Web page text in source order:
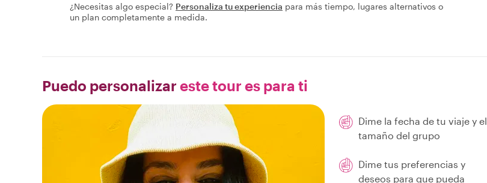
¿Necesitas algo especial? Personaliza tu experiencia para más tiempo, lugares alternativos o
un plan completamente a medida.
Puedo personalizar este tour es para ti
Dime la fecha de tu viaje y el
tamaño del grupo
Dime tus preferencias y
deseos para que pueda